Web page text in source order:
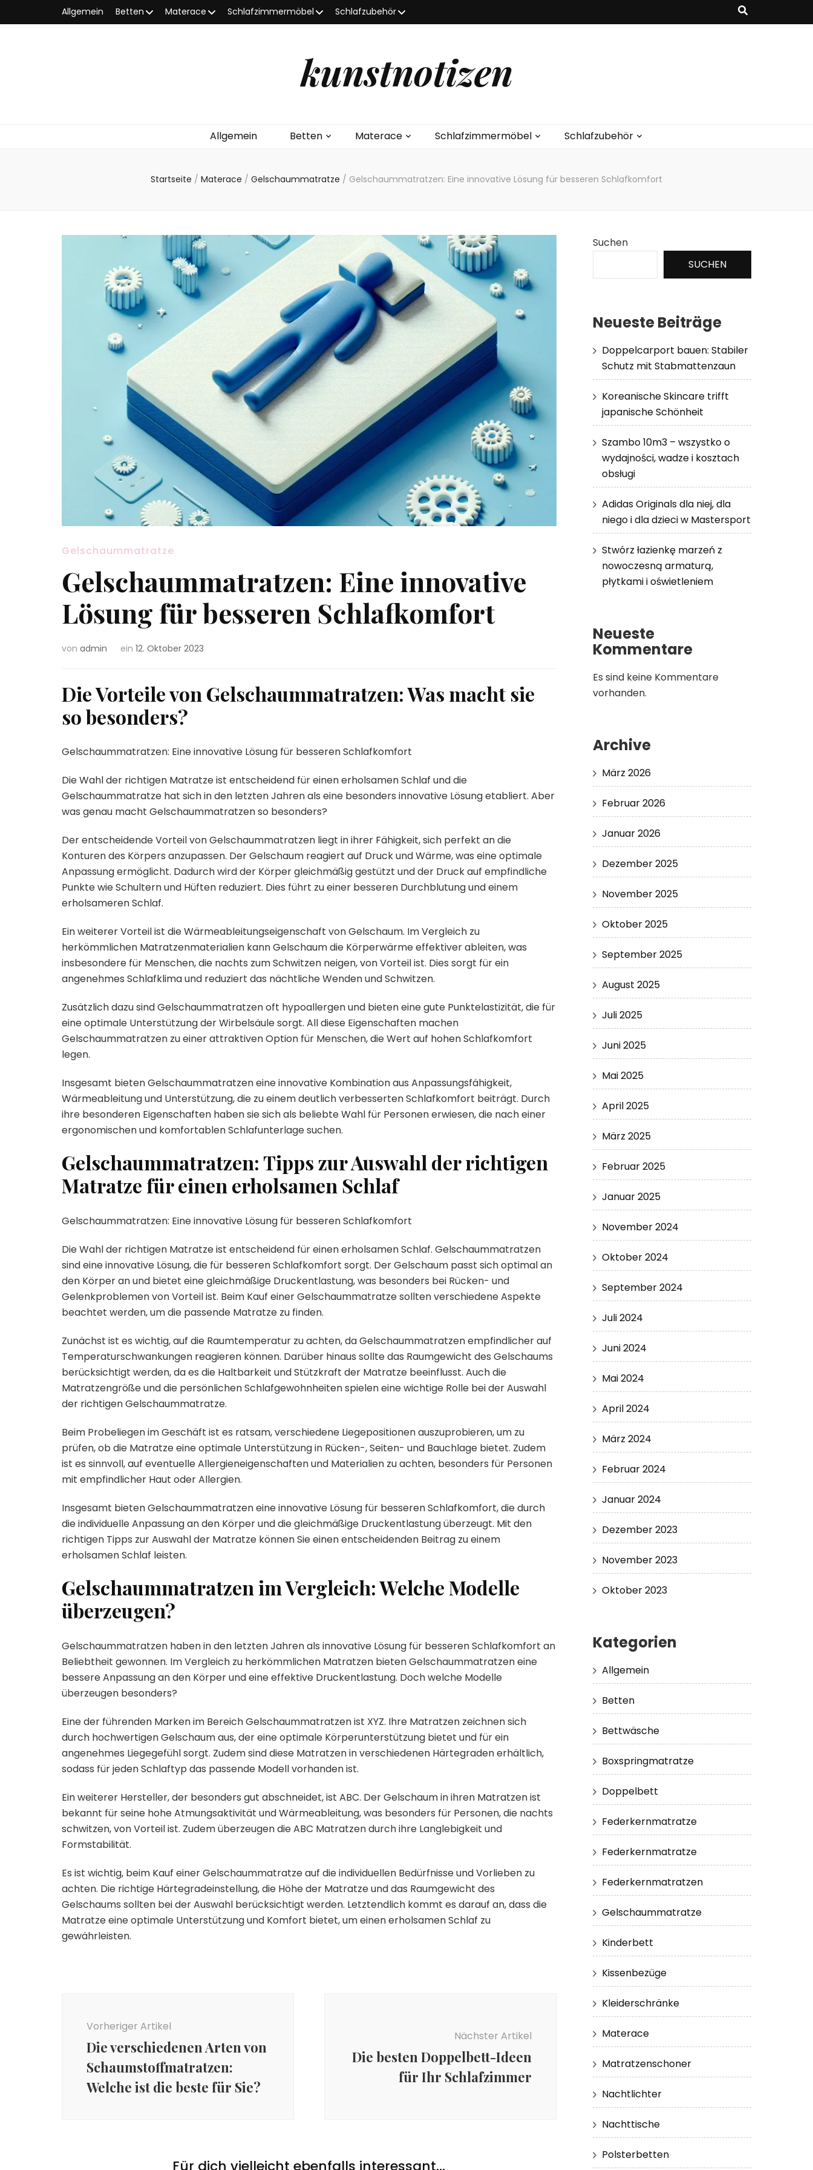
Allgemein Betten Materace Schlafzimmermöbel Schlafzubehör
kunstnotizen
Allgemein Betten Materace Schlafzimmermöbel Schlafzubehör
Startseite / Materace / Gelschaummatratze / Gelschaummatratzen: Eine innovative Lösung für besseren Schlafkomfort
Gelschaummatratze
Gelschaummatratzen: Eine innovative
Lösung für besseren Schlafkomfort
von admin ein 12. Oktober 2023
Die Vorteile von Gelschaummatratzen: Was macht sie
so besonders?
Gelschaummatratzen: Eine innovative Lösung für besseren Schlafkomfort
Die Wahl der richtigen Matratze ist entscheidend für einen erholsamen Schlaf und die
Gelschaummatratze hat sich in den letzten Jahren als eine besonders innovative Lösung etabliert. Aber
was genau macht Gelschaummatratzen so besonders?
Der entscheidende Vorteil von Gelschaummatratzen liegt in ihrer Fähigkeit, sich perfekt an die
Konturen des Körpers anzupassen. Der Gelschaum reagiert auf Druck und Wärme, was eine optimale
Anpassung ermöglicht. Dadurch wird der Körper gleichmäßig gestützt und der Druck auf empfindliche
Punkte wie Schultern und Hüften reduziert. Dies führt zu einer besseren Durchblutung und einem
erholsameren Schlaf.
Ein weiterer Vorteil ist die Wärmeableitungseigenschaft von Gelschaum. Im Vergleich zu
herkömmlichen Matratzenmaterialien kann Gelschaum die Körperwärme effektiver ableiten, was
insbesondere für Menschen, die nachts zum Schwitzen neigen, von Vorteil ist. Dies sorgt für ein
angenehmes Schlafklima und reduziert das nächtliche Wenden und Schwitzen.
Zusätzlich dazu sind Gelschaummatratzen oft hypoallergen und bieten eine gute Punktelastizität, die für
eine optimale Unterstützung der Wirbelsäule sorgt. All diese Eigenschaften machen
Gelschaummatratzen zu einer attraktiven Option für Menschen, die Wert auf hohen Schlafkomfort
legen.
Insgesamt bieten Gelschaummatratzen eine innovative Kombination aus Anpassungsfähigkeit,
Wärmeableitung und Unterstützung, die zu einem deutlich verbesserten Schlafkomfort beiträgt. Durch
ihre besonderen Eigenschaften haben sie sich als beliebte Wahl für Personen erwiesen, die nach einer
ergonomischen und komfortablen Schlafunterlage suchen.
Gelschaummatratzen: Tipps zur Auswahl der richtigen
Matratze für einen erholsamen Schlaf
Gelschaummatratzen: Eine innovative Lösung für besseren Schlafkomfort
Die Wahl der richtigen Matratze ist entscheidend für einen erholsamen Schlaf. Gelschaummatratzen
sind eine innovative Lösung, die für besseren Schlafkomfort sorgt. Der Gelschaum passt sich optimal an
den Körper an und bietet eine gleichmäßige Druckentlastung, was besonders bei Rücken- und
Gelenkproblemen von Vorteil ist. Beim Kauf einer Gelschaummatratze sollten verschiedene Aspekte
beachtet werden, um die passende Matratze zu finden.
Zunächst ist es wichtig, auf die Raumtemperatur zu achten, da Gelschaummatratzen empfindlicher auf
Temperaturschwankungen reagieren können. Darüber hinaus sollte das Raumgewicht des Gelschaums
berücksichtigt werden, da es die Haltbarkeit und Stützkraft der Matratze beeinflusst. Auch die
Matratzengröße und die persönlichen Schlafgewohnheiten spielen eine wichtige Rolle bei der Auswahl
der richtigen Gelschaummatratze.
Beim Probeliegen im Geschäft ist es ratsam, verschiedene Liegepositionen auszuprobieren, um zu
prüfen, ob die Matratze eine optimale Unterstützung in Rücken-, Seiten- und Bauchlage bietet. Zudem
ist es sinnvoll, auf eventuelle Allergieneigenschaften und Materialien zu achten, besonders für Personen
mit empfindlicher Haut oder Allergien.
Insgesamt bieten Gelschaummatratzen eine innovative Lösung für besseren Schlafkomfort, die durch
die individuelle Anpassung an den Körper und die gleichmäßige Druckentlastung überzeugt. Mit den
richtigen Tipps zur Auswahl der Matratze können Sie einen entscheidenden Beitrag zu einem
erholsamen Schlaf leisten.
Gelschaummatratzen im Vergleich: Welche Modelle
überzeugen?
Gelschaummatratzen haben in den letzten Jahren als innovative Lösung für besseren Schlafkomfort an
Beliebtheit gewonnen. Im Vergleich zu herkömmlichen Matratzen bieten Gelschaummatratzen eine
bessere Anpassung an den Körper und eine effektive Druckentlastung. Doch welche Modelle
überzeugen besonders?
Eine der führenden Marken im Bereich Gelschaummatratzen ist XYZ. Ihre Matratzen zeichnen sich
durch hochwertigen Gelschaum aus, der eine optimale Körperunterstützung bietet und für ein
angenehmes Liegegefühl sorgt. Zudem sind diese Matratzen in verschiedenen Härtegraden erhältlich,
sodass für jeden Schlaftyp das passende Modell vorhanden ist.
Ein weiterer Hersteller, der besonders gut abschneidet, ist ABC. Der Gelschaum in ihren Matratzen ist
bekannt für seine hohe Atmungsaktivität und Wärmeableitung, was besonders für Personen, die nachts
schwitzen, von Vorteil ist. Zudem überzeugen die ABC Matratzen durch ihre Langlebigkeit und
Formstabilität.
Es ist wichtig, beim Kauf einer Gelschaummatratze auf die individuellen Bedürfnisse und Vorlieben zu
achten. Die richtige Härtegradeinstellung, die Höhe der Matratze und das Raumgewicht des
Gelschaums sollten bei der Auswahl berücksichtigt werden. Letztendlich kommt es darauf an, dass die
Matratze eine optimale Unterstützung und Komfort bietet, um einen erholsamen Schlaf zu
gewährleisten.
Vorheriger Artikel
Die verschiedenen Arten von
Schaumstoffmatratzen:
Welche ist die beste für Sie?
Nächster Artikel
Die besten Doppelbett-Ideen
für Ihr Schlafzimmer
Für dich vielleicht ebenfalls interessant...
Suchen
SUCHEN
Neueste Beiträge
Doppelcarport bauen: Stabiler
Schutz mit Stabmattenzaun
Koreanische Skincare trifft
japanische Schönheit
Szambo 10m3 – wszystko o
wydajności, wadze i kosztach
obsługi
Adidas Originals dla niej, dla
niego i dla dzieci w Mastersport
Stwórz łazienkę marzeń z
nowoczesną armaturą,
płytkami i oświetleniem
Neueste
Kommentare
Es sind keine Kommentare
vorhanden.
Archive
März 2026
Februar 2026
Januar 2026
Dezember 2025
November 2025
Oktober 2025
September 2025
August 2025
Juli 2025
Juni 2025
Mai 2025
April 2025
März 2025
Februar 2025
Januar 2025
November 2024
Oktober 2024
September 2024
Juli 2024
Juni 2024
Mai 2024
April 2024
März 2024
Februar 2024
Januar 2024
Dezember 2023
November 2023
Oktober 2023
Kategorien
Allgemein
Betten
Bettwäsche
Boxspringmatratze
Doppelbett
Federkernmatratze
Federkernmatratze
Federkernmatratzen
Gelschaummatratze
Kinderbett
Kissenbezüge
Kleiderschränke
Materace
Matratzenschoner
Nachtlichter
Nachttische
Polsterbetten